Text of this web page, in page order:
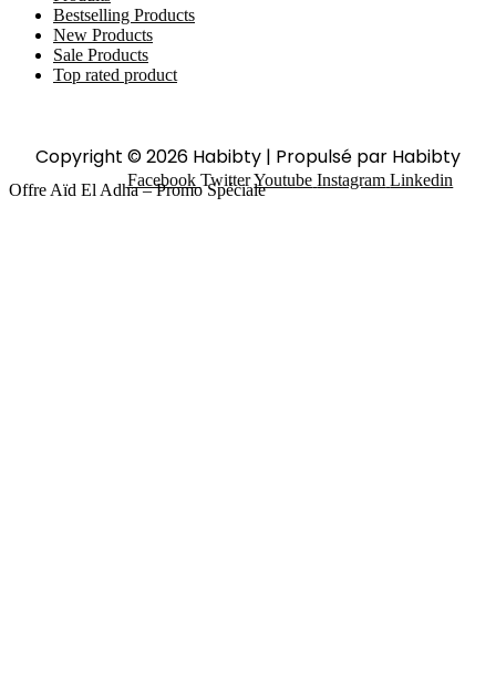
Bestselling Products
New Products
Sale Products
Top rated product
Copyright © 2026 Habibty | Propulsé par Habibty
Facebook TwitterYoutube Instagram Linkedin
Offre Aïd El Adha – Promo Spéciale